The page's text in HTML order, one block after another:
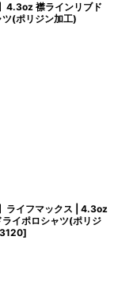
4.3oz 襟ラインリブド
ツ(ポリジン加工)
ライフマックス | 4.3oz
イポロシャツ(ポリジ
]